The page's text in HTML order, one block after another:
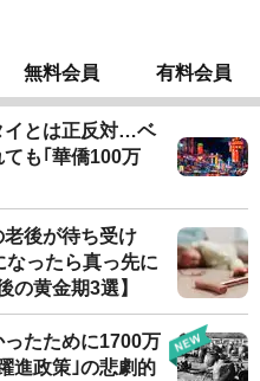
無料会員 有料会員
イとは正反対…ベ
ても｢華僑100万
後が待ち受け
ったら真っ先に
の黄金期3選】
たために1700万
進政策｣の悲劇的